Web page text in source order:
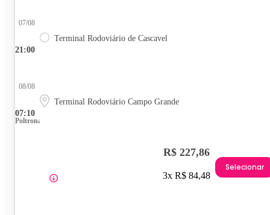
21:00
07/08
Terminal Rodoviário de Cascavel
07:10
08/08
Terminal Rodoviário Campo Grande
Poltrona
R$ 227,86
3x R$ 84,48
Selecionar